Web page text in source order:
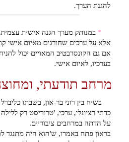
להגנת הערך.
* במנותק מערך הגנה אישית
אלא על ערכים שחורגים מאיום אישי
אם גם הקונסרבטיב המאויים יכול
בערכיו, לאיום אישי.
מרחב תודעתי,
בשיח בין רוני בר-און, בשבתו
כדתי רציונלי, ערכי, 'טרוריסט רק
על הדתה במרחבים ציבוריים.
בראון פתח באמרו, ש'הוא היה מתנגד